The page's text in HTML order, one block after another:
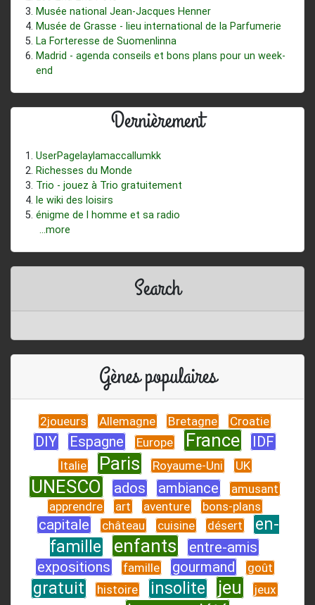
Musée national Jean-Jacques Henner
Musée de Grasse - lieu international de la Parfumerie
La Forteresse de Suomenlinna
Madrid - agenda conseils et bons plans pour un week-
end
Dernièrement
UserPagelaylamaccallumkk
Richesses du Monde
Trio - jouez à Trio gratuitement
le wiki des loisirs
énigme de l homme et sa radio
...more
Search
Gènes populaires
2joueurs Allemagne Bretagne Croatie
DIY Espagne Europe France IDF
Italie Paris Royaume-Uni UK
UNESCO ados ambiance
amusant
apprendre
art aventure bons-plans
capitale château cuisine désert
en-
famille
enfants
entre-amis
expositions
famille gourmand goût
gratuit histoire insolite jeu jeux